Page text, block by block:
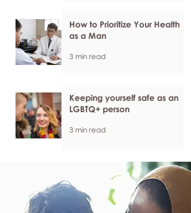
How to Prioritize Your Health
as a Man
3 min read
Keeping yourself safe as an
LGBTQ+ person
3 min read